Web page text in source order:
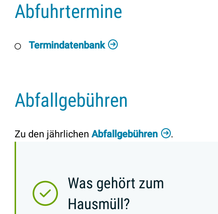
Abfuhrtermine
Termindatenbank
Abfallgebühren
Zu den jährlichen Abfallgebühren .
Was gehört zum
Hausmüll?